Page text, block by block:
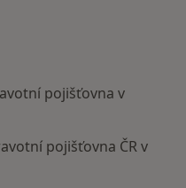
pojišťovna v
pojišťovna ČR v